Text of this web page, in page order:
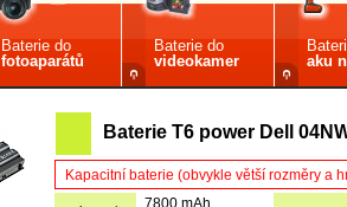
Baterie do
fotoaparátů
Baterie do
videokamer
aku
Baterie T6 power Dell
Kapacitní baterie (obvykle větší rozměry a
7800 mAh